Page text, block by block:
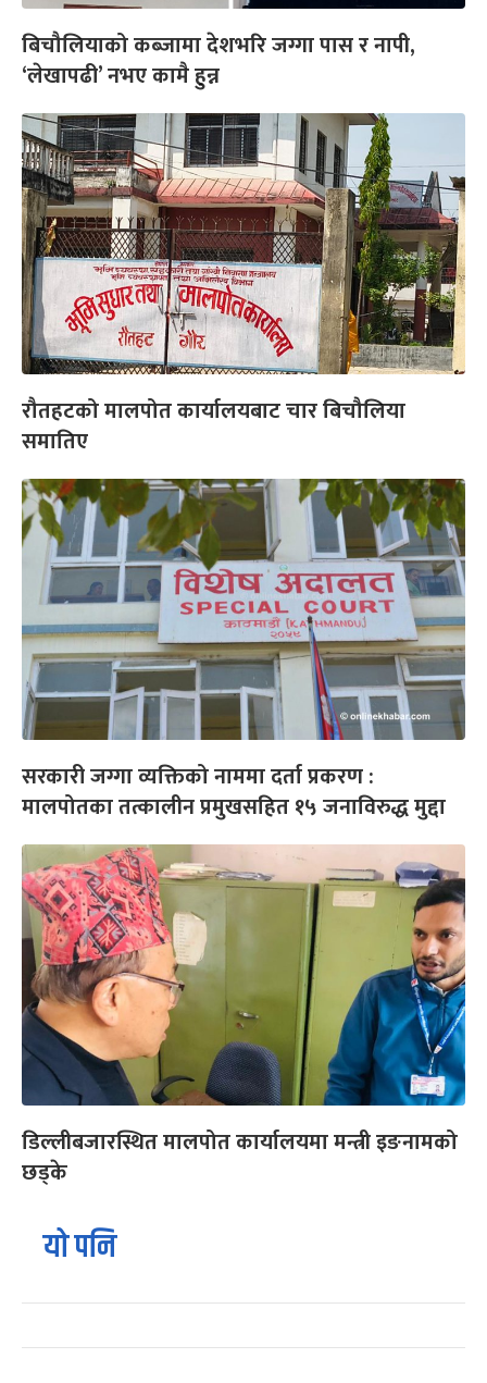
बिचौलियाको कब्जामा देशभरि जग्गा पास र नापी,
‘लेखापढी’ नभए कामै हुन्न
रौतहटको मालपोत कार्यालयबाट चार बिचौलिया
समातिए
सरकारी जग्गा व्यक्तिको नाममा दर्ता प्रकरण :
मालपोतका तत्कालीन प्रमुखसहित १५ जनाविरुद्ध मुद्दा
डिल्लीबजारस्थित मालपोत कार्यालयमा मन्त्री इङनामको
छड्के
यो पनि